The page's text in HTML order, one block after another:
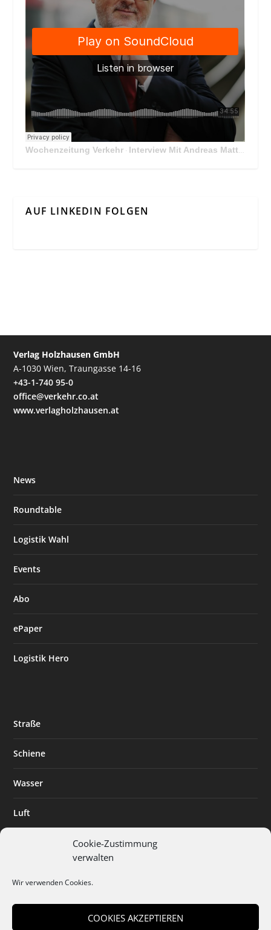
Cookie-Zustimmung
verwalten
Wir verwenden Cookies.
COOKIES AKZEPTIEREN
Wochenzeitung Verkehr · Interview Mit Andreas Matthä, CEO der ÖBB Holding
AUF LINKEDIN FOLGEN
Verlag Holzhausen GmbH
A-1030 Wien, Traungasse 14-16
+43-1-740 95-0
office@verkehr.co.at
www.verlagholzhausen.at
News
Roundtable
Logistik Wahl
Events
Abo
ePaper
Logistik Hero
Straße
Schiene
Wasser
Luft
Digitalisierung